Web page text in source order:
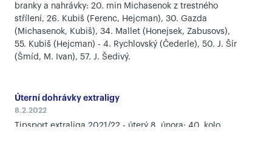
branky a nahrávky: 20. min Michasenok z trestného
střílení, 26. Kubiš (Ferenc, Hejcman), 30. Gazda
(Michasenok, Kubiš), 34. Mallet (Honejsek, Zabusovs),
55. Kubiš (Hejcman) - 4. Rychlovský (Čederle), 50. J. Šír
(Šmíd, M. Ivan), 57. J. Šedivý.
Úterní dohrávky extraligy
8.2.2022
Tipsport extraliga 2021/22 - úterý 8. února: 40. kolo